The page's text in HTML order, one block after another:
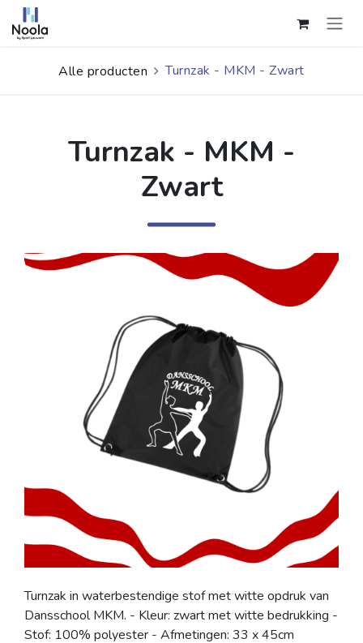
Overslaan naar inhoud
Alle producten Turnzak - MKM - Zwart
Turnzak - MKM -
Zwart
Turnzak in waterbestendige stof met witte opdruk van
Dansschool MKM. - Kleur: zwart met witte bedrukking -
Stof: 100% polyester - Afmetingen: 33 x 45cm